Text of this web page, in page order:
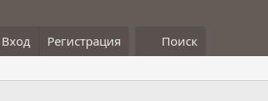
Вход Регистрация Поиск